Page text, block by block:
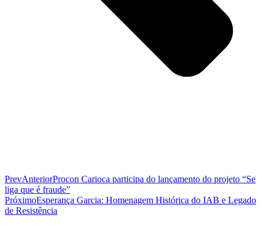
PrevAnteriorProcon Carioca participa do lançamento do projeto “Se
liga que é fraude”
PróximoEsperança Garcia: Homenagem Histórica do IAB e Legado
de Resistência